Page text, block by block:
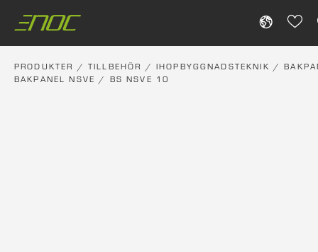
content
PRODUKTER / TILLBEHÖR / IHOPBYGGNADSTEKNIK /
BAKPANEL NSVE / BS NSVE 10